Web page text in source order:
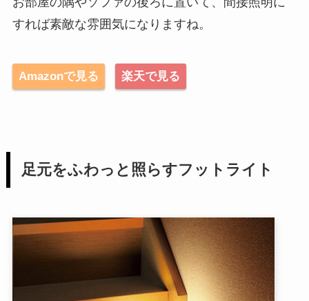
すれば素敵な雰囲気になりますね。
Amazonで見る 楽天で見る
足元をふわっと照らすフットライト